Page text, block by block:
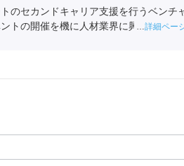
のセカンドキャリア支援を行うベンチ
トの開催を機に人材業界に興味を持ち
詳細ペー